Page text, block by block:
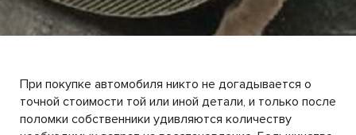
При покупке автомобиля никто не догадывается о
точной стоимости той или иной детали, и только после
поломки собственники удивляются количеству